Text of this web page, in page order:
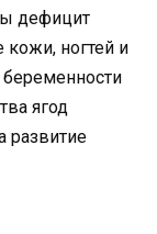
дефицит
кожи, ногтей и
ягод
развитие